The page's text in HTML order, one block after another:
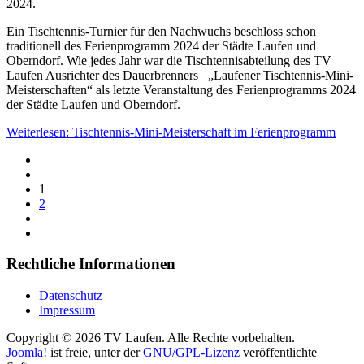
2024.
Ein Tischtennis-Turnier für den Nachwuchs beschloss schon
traditionell des Ferienprogramm 2024 der Städte Laufen und
Oberndorf. Wie jedes Jahr war die Tischtennisabteilung des TV
Laufen Ausrichter des Dauerbrenners
„Laufener Tischtennis-Mini-
Meisterschaften“ als letzte Veranstaltung des Ferienprogramms 2024
der Städte Laufen und Oberndorf.
Weiterlesen: Tischtennis-Mini-Meisterschaft im Ferienprogramm
1
2
Rechtliche Informationen
Datenschutz
Impressum
Copyright © 2026 TV Laufen. Alle Rechte vorbehalten.
Joomla! ist freie, unter derGNU/GPL-Lizenz veröffentlichte